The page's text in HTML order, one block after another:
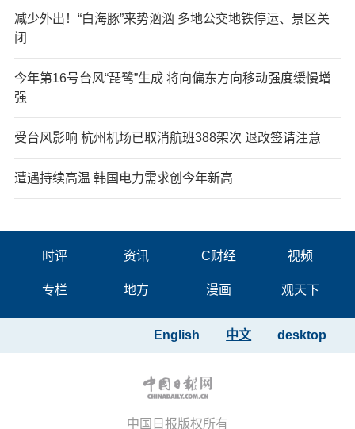
减少外出！“白海豚”来势汹汹 多地公交地铁停运、景区关
闭
今年第16号台风“琵鹭”生成 将向偏东方向移动强度缓慢增
强
受台风影响 杭州机场已取消航班388架次 退改签请注意
遭遇持续高温 韩国电力需求创今年新高
时评 资讯 C财经 视频
专栏 地方 漫画 观天下
desktop
中文
English
中国日报版权所有